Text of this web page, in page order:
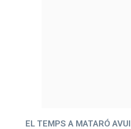
EL TEMPS A MATARÓ AVUI